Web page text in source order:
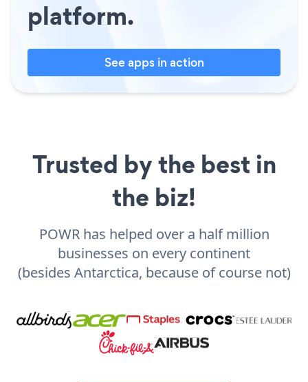
platform.
See apps in action
Trusted by the best in
the biz!
POWR has helped over a half million
businesses on every continent
(besides Antarctica, because of course not)